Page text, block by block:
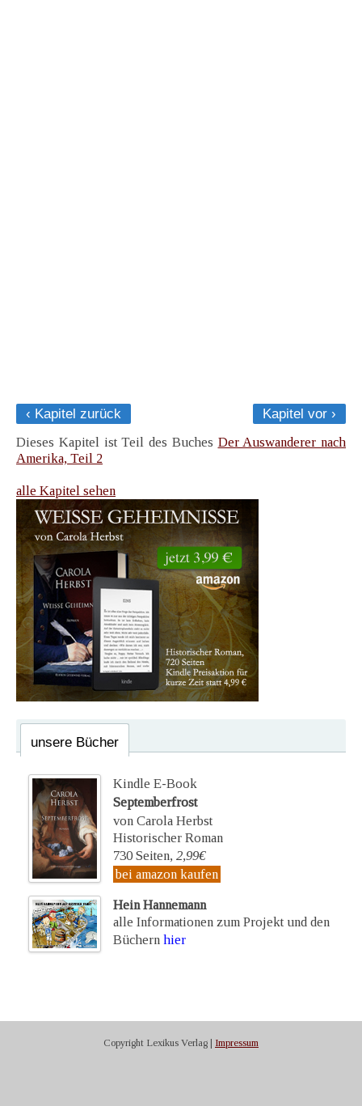
‹ Kapitel zurück
Kapitel vor ›
Dieses Kapitel ist Teil des Buches Der Auswanderer nach
Amerika, Teil 2
alle Kapitel sehen
unsere Bücher
Kindle E-Book
Septemberfrost
von Carola Herbst
Historischer Roman
730 Seiten, 2,99€
bei amazon kaufen
Hein Hannemann
alle Informationen zum Projekt und den
Büchern hier
Copyright Lexikus Verlag | Impressum